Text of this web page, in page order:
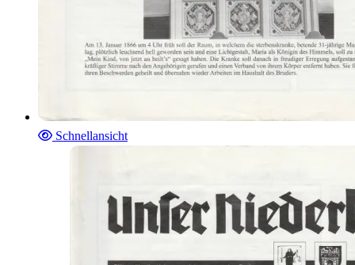
Schnellansicht